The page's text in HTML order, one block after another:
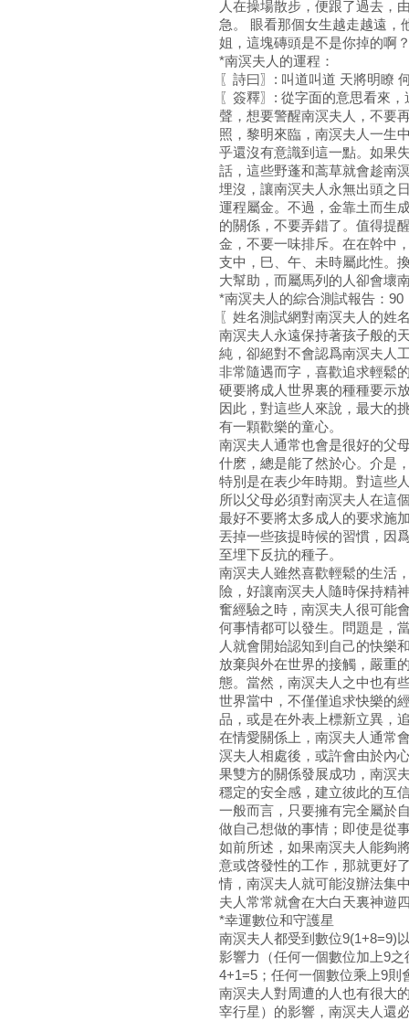
人在操場散步，便跟了過去，
急。 眼看那個女生越走越遠，
姐，這塊磚頭是不是你掉的啊
*南溟夫人的運程：
〖詩曰〗: 叫道叫道 天將明瞭
〖簽釋〗: 從字面的意思看來
聲，想要警醒南溟夫人，不要
照，黎明來臨，南溟夫人一生
乎還沒有意識到這一點。如果
話，這些野蓬和蒿草就會趁南
埋沒，讓南溟夫人永無出頭之
運程屬金。不過，金靠土而生
的關係，不要弄錯了。值得提
金，不要一味排斥。在在幹中
支中，巳、午、未時屬此性。
大幫助，而屬馬列的人卻會壞
*南溟夫人的綜合測試報告：90
〖姓名測試網對南溟夫人的姓
南溟夫人永遠保持著孩子般的
純，卻絕對不會認爲南溟夫人
非常隨遇而字，喜歡追求輕鬆
硬要將成人世界裏的種種要示
因此，對這些人來說，最大的
有一顆歡樂的童心。
南溟夫人通常也會是很好的父
什麽，總是能了然於心。介是
特別是在表少年時期。對這些
所以父母必須對南溟夫人在這
最好不要將太多成人的要求施
丟掉一些孩提時候的習慣，因
至埋下反抗的種子。
南溟夫人雖然喜歡輕鬆的生活
險，好讓南溟夫人隨時保持精
奮經驗之時，南溟夫人很可能
何事情都可以發生。問題是，
人就會開始認知到自己的快樂
放棄與外在世界的接觸，嚴重
態。當然，南溟夫人之中也有
世界當中，不僅僅追求快樂的
品，或是在外表上標新立異，
在情愛關係上，南溟夫人通常
溟夫人相處後，或許會由於內
果雙方的關係發展成功，南溟
穩定的安全感，建立彼此的互
一般而言，只要擁有完全屬於
做自己想做的事情；即使是從
如前所述，如果南溟夫人能夠
意或啓發性的工作，那就更好
情，南溟夫人就可能沒辦法集
夫人常常就會在大白天裏神遊
*幸運數位和守護星
南溟夫人都受到數位9(1+8=9)
影響力（任何一個數位加上9
4+1=5；任何一個數位乘上9則
南溟夫人對周遭的人也有很大
宰行星）的影響，南溟夫人還